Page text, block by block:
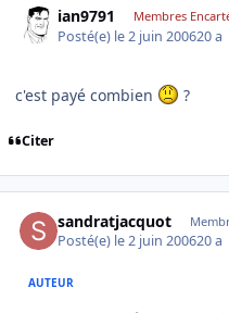
ian9791 Membres
Posté(e) le 2 juin 200620 a
c'est payé combien ?
Citer
sandratjacquot
Posté(e) le 2 juin 200620 a
AUTEUR